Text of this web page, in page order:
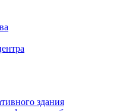
здания